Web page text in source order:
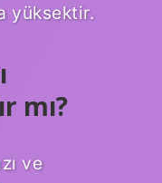
yüksektir.
mı?
ve